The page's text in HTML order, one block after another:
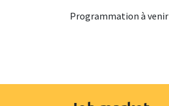
Programmation à venir